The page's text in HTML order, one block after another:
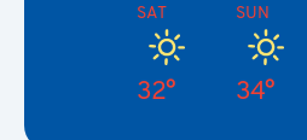
SAT
32°
SUN
34°